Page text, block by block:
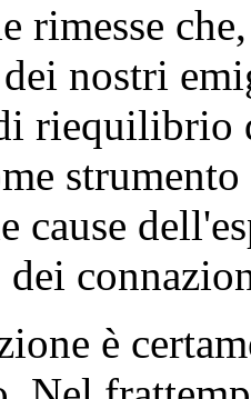
rimesse
nostri
riequilibrio
cause
dei
è